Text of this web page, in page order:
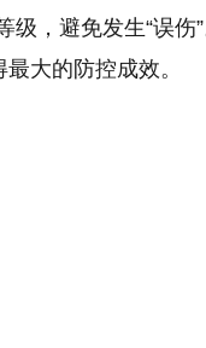
，避免发生“误伤
大的防控成效。